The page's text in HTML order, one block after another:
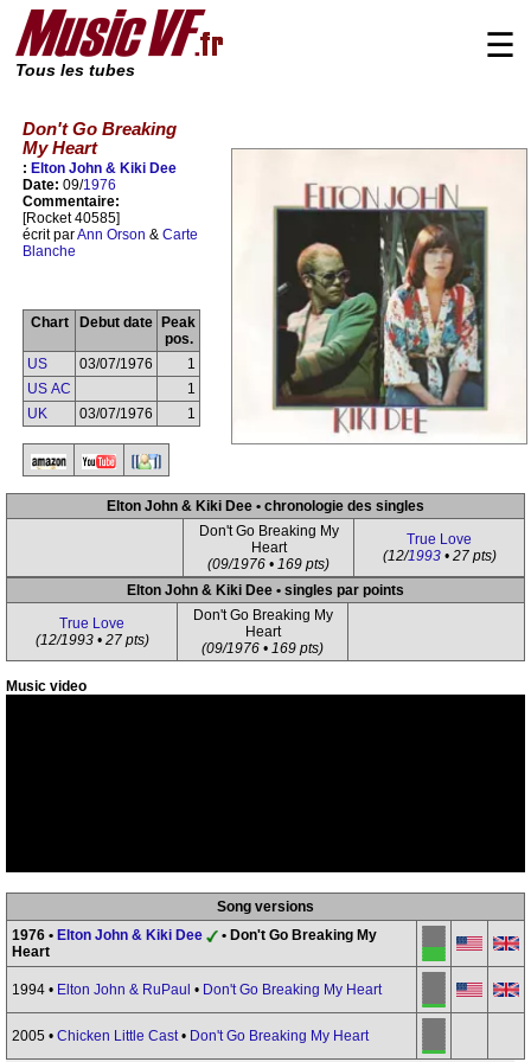
Tous les tubes
☰
Don't Go Breaking
My Heart
: Elton John & Kiki Dee
Date: 09/1976
Commentaire:
[Rocket 40585]
écrit parAnn Orson & Carte
Blanche
Chart Debut date
Peak
pos.
US
03/07/1976
1
US AC
1
UK
03/07/1976 1
Elton John & Kiki Dee • chronologie des singles
Don't Go Breaking My
Heart
(09/1976 • 169 pts)
True Love
(12/1993• 27 pts)
Elton John & Kiki Dee • singles par points
True Love
(12/1993 • 27 pts)
Don't Go Breaking My
Heart
(09/1976 • 169 pts)
Music video
Song versions
1976 • Elton John & Kiki Dee
• Don't Go Breaking My
Heart
1994 • Elton John & RuPaul • Don't Go Breaking My Heart
2005 • Chicken Little Cast• Don't Go Breaking My Heart